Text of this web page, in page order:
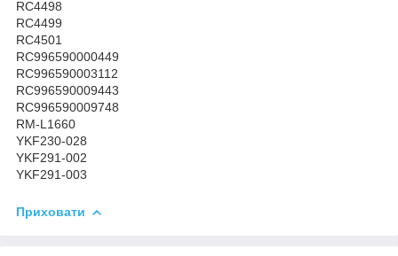
RC4498
RC4499
RC4501
RC996590000449
RC996590003112
RC996590009443
RC996590009748
RM-L1660
YKF230-028
YKF291-002
YKF291-003
Приховати